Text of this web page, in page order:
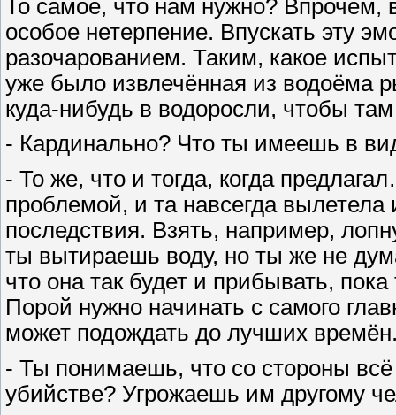
То самое, что нам нужно? Впрочем,
особое нетерпение. Впускать эту
разочарованием. Таким, какое
уже было извлечённая из водоёма
куда-нибудь в водоросли, чтобы
- Кардинально? Что ты имеешь в
- То же, что и тогда, когда
проблемой, и та навсегда вылетела
последствия. Взять, например,
ты вытираешь воду, но ты же не
что она так будет и прибывать,
Порой нужно начинать с самого
может подождать до лучших
- Ты понимаешь, что со стороны
убийстве? Угрожаешь им другому